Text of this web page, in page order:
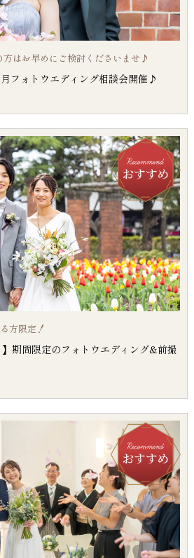
方はお早めにご検討くださいませ♪
フォトウエディング相談会開催♪
方限定！
期間限定のフォトウエディング&前撮